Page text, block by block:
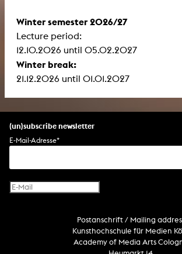
Winter semester 2026/27
Lecture period:
12.10.2026 until 05.02.2027
Winter break:
21.12.2026 until 01.01.2027
(un)subscribe newsletter
E-Mail-Adresse*
Postanschrift / Mailing
Kunsthochschule für Medien
Academy of Media Arts